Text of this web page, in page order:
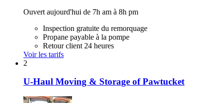
Ouvert aujourd'hui de 7h am à 8h pm
Inspection gratuite du remorquage
Propane payable à la pompe
Retour client 24 heures
Voir les tarifs
2
U-Haul Moving & Storage of Pawtucket